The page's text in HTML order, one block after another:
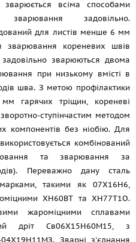
всіма способами
зварювання задовільно.
для листів менше 6 мм
зварювання кореневих швів
зварюються двома
при низькому вмісті в
шва. З метою профілактики
гарячих тріщин, кореневі
ступінчастим методом
компонентів без ніобію. Для
комбінований
та зварювання за
Переважно дану сталь
такими як 07Х16Н6,
ХН60ВТ та XH77T1О.
жароміцними сплавами
дріт Св06Х15Н60М15, з
Зварні з'єднання